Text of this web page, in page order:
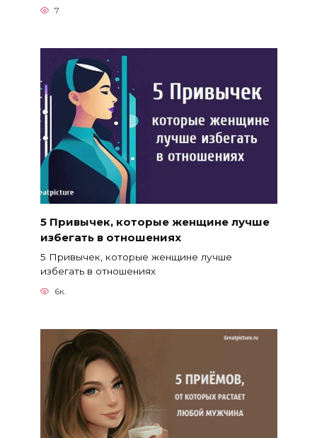
7
5 Привычек, которые женщине лучше
избегать в отношениях
5 Привычек, которые женщине лучше
избегать в отношениях
6к.